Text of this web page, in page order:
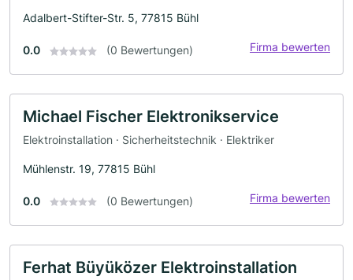
Adalbert-Stifter-Str. 5, 77815 Bühl
0.0 (0 Bewertungen) Firma bewerten
Michael Fischer Elektronikservice
Elektroinstallation · Sicherheitstechnik · Elektriker
Mühlenstr. 19, 77815 Bühl
0.0 (0 Bewertungen) Firma bewerten
Ferhat Büyüközer Elektroinstallation